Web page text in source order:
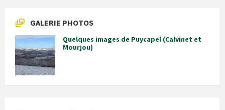
GALERIE PHOTOS
Quelques images de Puycapel (Calvinet et
Mourjou)